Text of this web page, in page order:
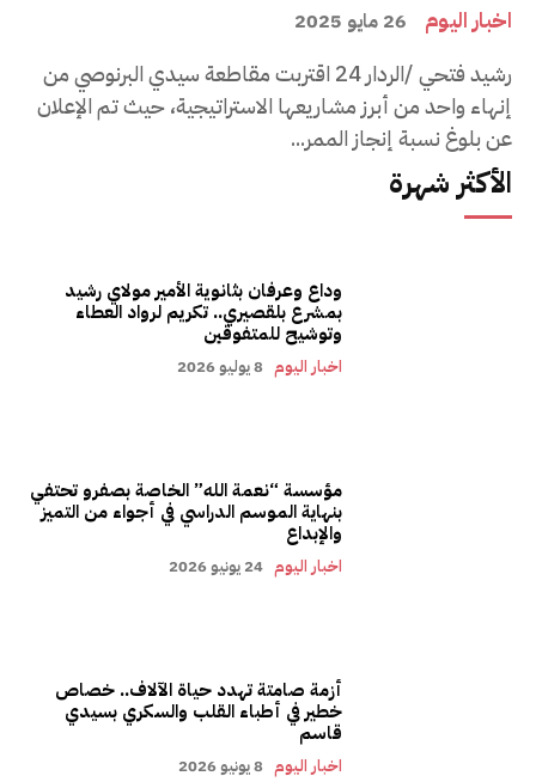
اخبار اليوم 26 مايو 2025
رشيد فتحي /الردار 24 اقتربت مقاطعة سيدي البرنوصي من
إنهاء واحد من أبرز مشاريعها الاستراتيجية، حيث تم الإعلان
عن بلوغ نسبة إنجاز الممر...
الأكثر شهرة
وداع وعرفان بثانوية الأمير مولاي رشيد
بمشرع بلقصيري.. تكريم لرواد العطاء
وتوشيح للمتفوقين
اخبار اليوم 8 يوليو 2026
مؤسسة “نعمة الله” الخاصة بصفرو تحتفي
بنهاية الموسم الدراسي في أجواء من التميز
والإبداع
اخبار اليوم 24 يونيو 2026
أزمة صامتة تهدد حياة الآلاف.. خصاص
خطير في أطباء القلب والسكري بسيدي
قاسم
اخبار اليوم 8 يونيو 2026